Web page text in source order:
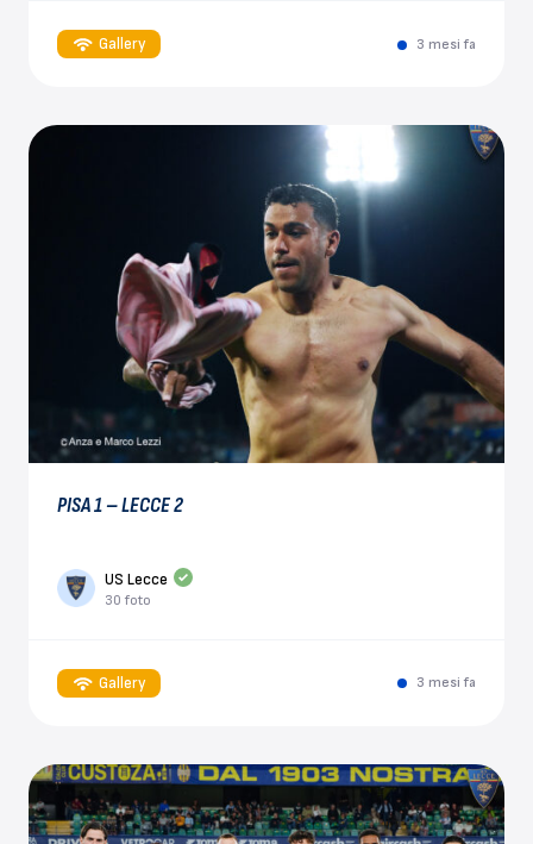
Gallery 3 mesi fa
PISA 1 – LECCE 2
US Lecce
30 foto
Gallery 3 mesi fa